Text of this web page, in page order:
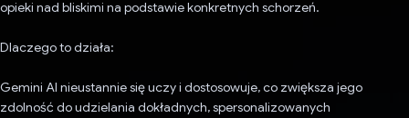
opieki nad bliskimi na podstawie konkretnych schorzeń.
Dlaczego to działa:
Gemini AI nieustannie się uczy i dostosowuje, co zwiększa jego
zdolność do udzielania dokładnych, spersonalizowanych